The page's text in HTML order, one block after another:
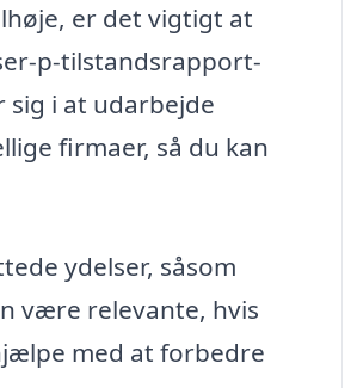
er det vigtigt at
p-tilstandsrapport-
sig i at udarbejde
firmaer, så du kan
ydelser, såsom
være relevante, hvis
med at forbedre